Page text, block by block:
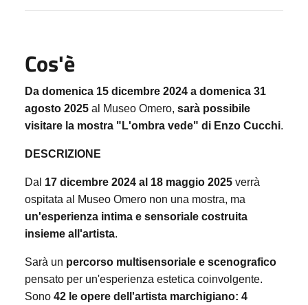
Cos'è
Da domenica 15 dicembre 2024 a domenica 31
agosto 2025 al Museo Omero, sarà possibile
visitare la mostra "L'ombra vede" di Enzo Cucchi.
DESCRIZIONE
Dal 17 dicembre 2024 al 18 maggio 2025 verrà
ospitata al Museo Omero non una mostra, ma
un'esperienza intima e sensoriale costruita
insieme all'artista.
Sarà un percorso multisensoriale e scenografico
pensato per un'esperienza estetica coinvolgente.
Sono 42 le opere dell'artista marchigiano: 4